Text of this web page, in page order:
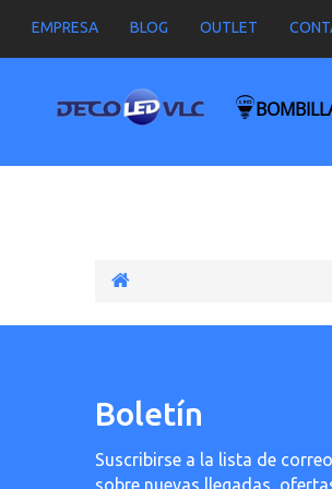
EMPRESA BLOG OUTLET
Boletín
Suscribirse a la lista de
sobre nuevas llegadas,